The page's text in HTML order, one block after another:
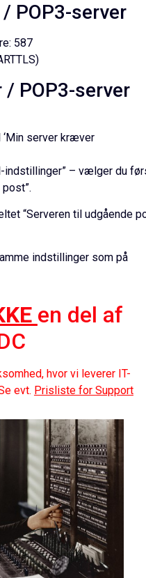
POP3-server
587
/ POP3-server
server kræver
indstillinger” – vælger du
“Serveren til udgående
indstillinger som på
en del af
hvor vi leverer IT-
evt. Prisliste for Support